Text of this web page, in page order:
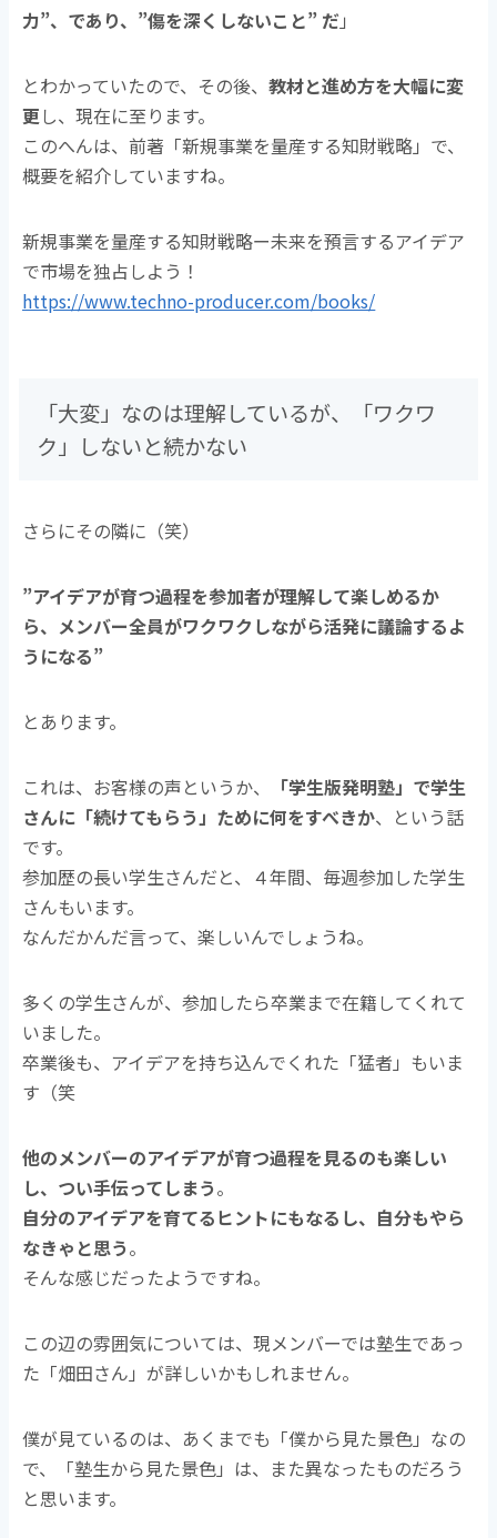
力”、であり、”傷を深くしないこと” だ」
とわかっていたので、その後、教材と進め方を大幅に変
更し、現在に至ります。
このへんは、前著「新規事業を量産する知財戦略」で、
概要を紹介していますね。
新規事業を量産する知財戦略ー未来を預言するアイデア
で市場を独占しよう！
https://www.techno-producer.com/books/
「大変」なのは理解しているが、「ワクワ
ク」しないと続かない
さらにその隣に（笑）
”アイデアが育つ過程を参加者が理解して楽しめるか
ら、メンバー全員がワクワクしながら活発に議論するよ
うになる”
とあります。
これは、お客様の声というか、
「学生版発明塾」で学生
さんに「続けてもらう」ために何をすべきか、という話
です。
参加歴の長い学生さんだと、４年間、毎週参加した学生
さんもいます。
なんだかんだ言って、楽しいんでしょうね。
多くの学生さんが、参加したら卒業まで在籍してくれて
いました。
卒業後も、アイデアを持ち込んでくれた「猛者」もいま
す（笑
他のメンバーのアイデアが育つ過程を見るのも楽しい
し、つい手伝ってしまう。
自分のアイデアを育てるヒントにもなるし、自分もやら
なきゃと思う。
そんな感じだったようですね。
この辺の雰囲気については、現メンバーでは塾生であっ
た「畑田さん」が詳しいかもしれません。
僕が見ているのは、あくまでも「僕から見た景色」なの
で、「塾生から見た景色」は、また異なったものだろう
と思います。